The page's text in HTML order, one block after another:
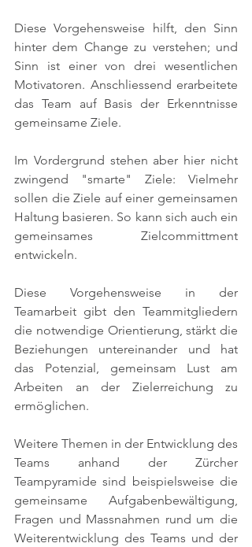
Diese Vorgehensweise hilft, den Sinn
hinter dem Change zu verstehen; und
Sinn ist einer von drei wesentlichen
Motivatoren. Anschliessend erarbeitete
das Team auf Basis der Erkenntnisse
gemeinsame Ziele.
Im Vordergrund stehen aber hier nicht
zwingend "smarte" Ziele: Vielmehr
sollen die Ziele auf einer gemeinsamen
Haltung basieren. So kann sich auch ein
gemeinsames Zielcommittment
entwickeln.
Diese Vorgehensweise in der
Teamarbeit gibt den Teammitgliedern
die notwendige Orientierung, stärkt die
Beziehungen untereinander und hat
das Potenzial, gemeinsam Lust am
Arbeiten an der Zielerreichung zu
ermöglichen.
Weitere Themen in der Entwicklung des
Teams anhand der Zürcher
Teampyramide sind beispielsweise die
gemeinsame Aufgabenbewältigung,
Fragen und Massnahmen rund um die
Weiterentwicklung des Teams und der